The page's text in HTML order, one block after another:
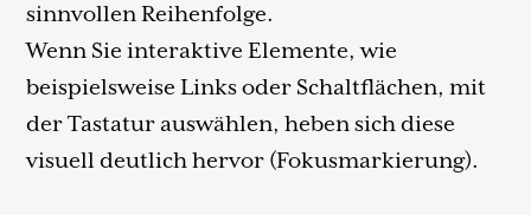
sinnvollen Reihenfolge.
Wenn Sie interaktive Elemente, wie
beispielsweise Links oder Schaltflächen, mit
der Tastatur auswählen, heben sich diese
visuell deutlich hervor (Fokusmarkierung).